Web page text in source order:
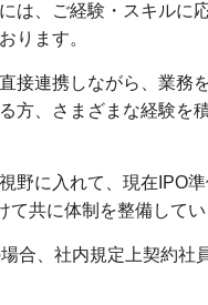
は、ご経験・スキルに
ります。
接連携しながら、業
方、さまざまな経験を
野に入れて、現在IPO
て共に体制を整備して
合、社内規定上契約